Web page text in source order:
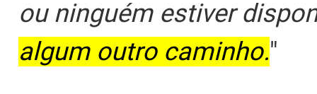
ou ninguém estiver
algum outro caminho."